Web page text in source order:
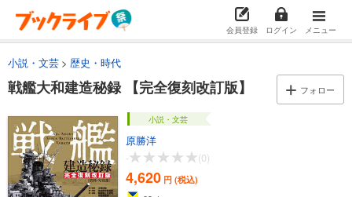
会員登録 ログイン メニュー
小説・文芸 歴史・時代
戦艦大和建造秘録 【完全復刻改訂版】 フォロー
小説・文芸
原勝洋
-
(0)
4,620 円 (税込)